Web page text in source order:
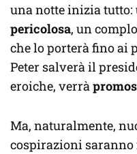
una notte inizia tutto:
pericolosa, un
che lo porterà fino ai
Peter salverà il
eroiche, verrà
Ma, naturalmente,
cospirazioni